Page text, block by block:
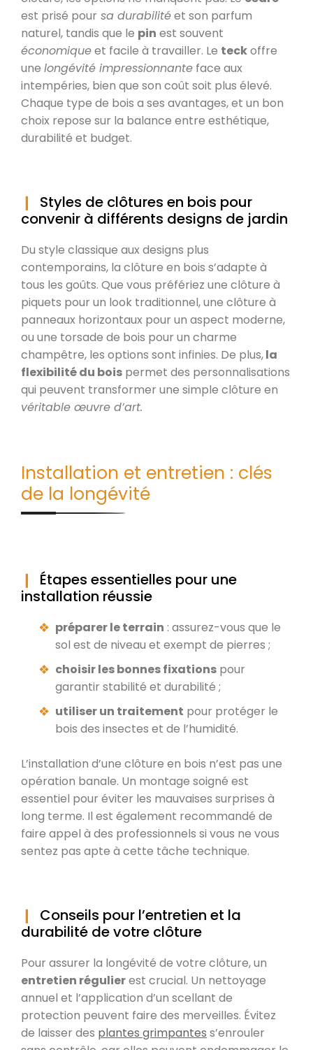
est prisé pour sa durabilitéet son parfum
naturel, tandis que le pin est souvent
économiqueet facile à travailler. Le teckoffre
une longévité impressionnante face aux
intempéries, bien que son coût soit plus élevé.
Chaque type de bois a ses avantages, et un bon
choix repose sur la balance entre esthétique,
durabilité et budget.
Styles de clôtures en bois pour
convenir à différents designs de jardin
Du style classique aux designs plus
contemporains, la clôture en bois s’adapte à
tous les goûts. Que vous préfériez une clôture à
piquets pour un look traditionnel, une clôture à
panneaux horizontaux pour un aspect moderne,
ou une torsade de bois pour un charme
champêtre, les options sont infinies. De plus,la
flexibilité du bois permet des personnalisations
qui peuvent transformer une simple clôture en
véritable œuvre d’art.
Installation et entretien : clés
de la longévité
Étapes essentielles pour une
installation réussie
préparer le terrain : assurez-vous que le
sol est de niveau et exempt de pierres ;
choisir les bonnes fixations pour
garantir stabilité et durabilité ;
utiliser un traitement pour protéger le
bois des insectes et de l’humidité.
L’installation d’une clôture en bois n’est pas une
opération banale. Un montage soigné est
essentiel pour éviter les mauvaises surprises à
long terme. Il est également recommandé de
faire appel à des professionnels si vous ne vous
sentez pas apte à cette tâche technique.
Conseils pour l’entretien et la
durabilité de votre clôture
Pour assurer la longévité de votre clôture, un
entretien régulierest crucial. Un nettoyage
annuel et l’application d’un scellant de
protection peuvent faire des merveilles. Évitez
de laisser des plantes grimpantes s’enrouler